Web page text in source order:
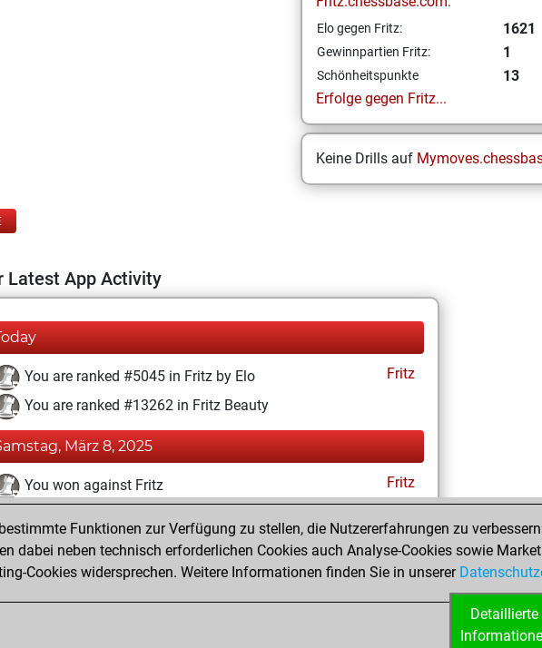
Elo gegen Fritz: 1621
Gewinnpartien Fritz: 1
Schönheitspunkte
13
Erfolge gegen Fritz...
Keine Drills auf
Latest App Activity
You are ranked #5045 in Fritz by Elo
Fritz
You are ranked #13262 in Fritz Beauty
März 8, 2025
You won against Fritz
Fritz
You achieved a new Elo of 1621
You created your Fritz account
Funktionen zur Verfügung zu stellen, die Nutzererfahrungen zu
dabei neben technisch erforderlichen Cookies auch Analyse-Cookies sowie
Cookies widersprechen. Weitere Informationen finden Sie in unserer
Detaillierte